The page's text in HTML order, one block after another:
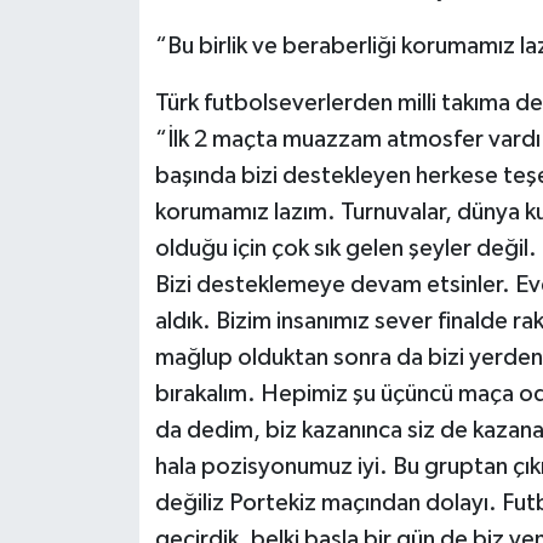
“Bu birlik ve beraberliği korumamız
Türk futbolseverlerden milli takıma
“İlk 2 maçta muazzam atmosfer
başında bizi destekleyen herkese
korumamız lazım. Turnuvalar, dünya
olduğu için çok sık gelen şeyler
Bizi desteklemeye devam etsinler.
aldık. Bizim insanımız sever finalde
mağlup olduktan sonra da bizi
bırakalım. Hepimiz şu üçüncü maça
da dedim, biz kazanınca siz de
hala pozisyonumuz iyi. Bu gruptan
değiliz Portekiz maçından dolayı.